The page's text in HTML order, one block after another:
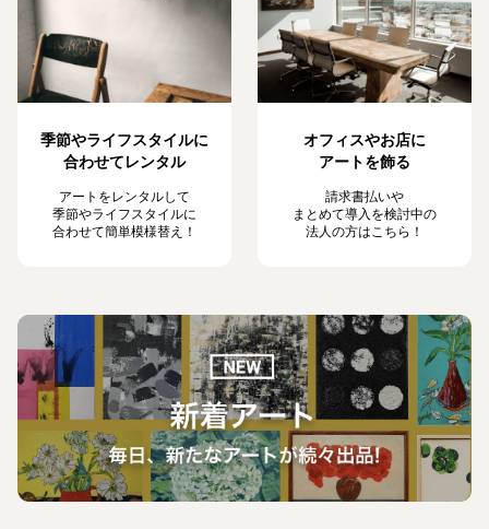
季節やライフスタイルに
合わせてレンタル
アートをレンタルして
季節やライフスタイルに
合わせて簡単模様替え！
オフィスやお店に
アートを飾る
請求書払いや
まとめて導入を検討中の
法人の方はこちら！